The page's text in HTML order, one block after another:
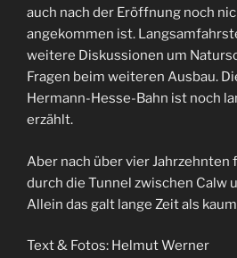
auch nach der Eröffnung noch
angekommen ist.
weitere Diskussionen um
Fragen beim weiteren Ausbau.
Hermann-Hesse-Bahn ist noch
erzählt.
Aber nach über vier Jahrzehnten
durch die Tunnel zwischen Calw
Allein das galt lange Zeit als
Text & Fotos: Helmut Werner